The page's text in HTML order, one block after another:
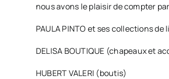
nous avons le plaisir de compter
PAULA PINTO et ses collections de
DELISA BOUTIQUE (chapeaux et
HUBERT VALERI (boutis)